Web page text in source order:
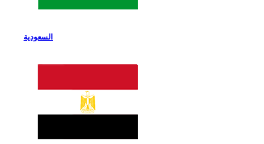
السعودية